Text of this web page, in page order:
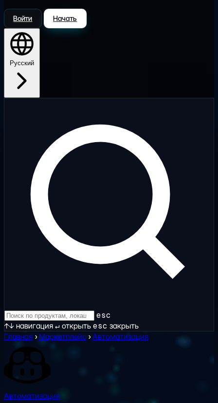
Войти Начать
Русский
esc
↑↓ навигация↵открытьesc закрыть
Главная ›Маркетплейс ›Автоматизация
Автоматизация